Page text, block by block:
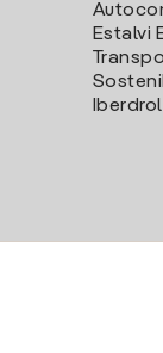
Estalvi